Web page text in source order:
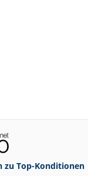
zu Top-Konditionen